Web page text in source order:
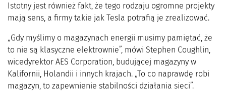
Istotny jest również fakt, że tego rodzaju ogromne projekty
mają sens, a firmy takie jak Tesla potrafią je zrealizować.
„Gdy myślimy o magazynach energii musimy pamiętać, że
to nie są klasyczne elektrownie”, mówi Stephen Coughlin,
wicedyrektor AES Corporation, budującej magazyny w
Kalifornii, Holandii i innych krajach. „To co naprawdę robi
magazyn, to zapewnienie stabilności działania sieci”.